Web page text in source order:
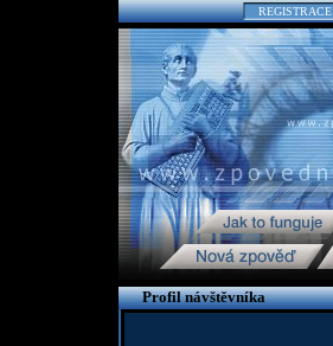
REGISTRACE
Profil návštěvníka